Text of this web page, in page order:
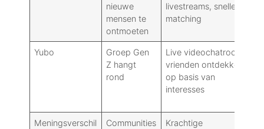
nieuwe
mensen te
ontmoeten
livestreams, snelle
matching
Yubo
Groep Gen
Z hangt
rond
Live videochatrooms,
vrienden ontdekken
op basis van
interesses
Meningsverschil
Communities
Krachtige